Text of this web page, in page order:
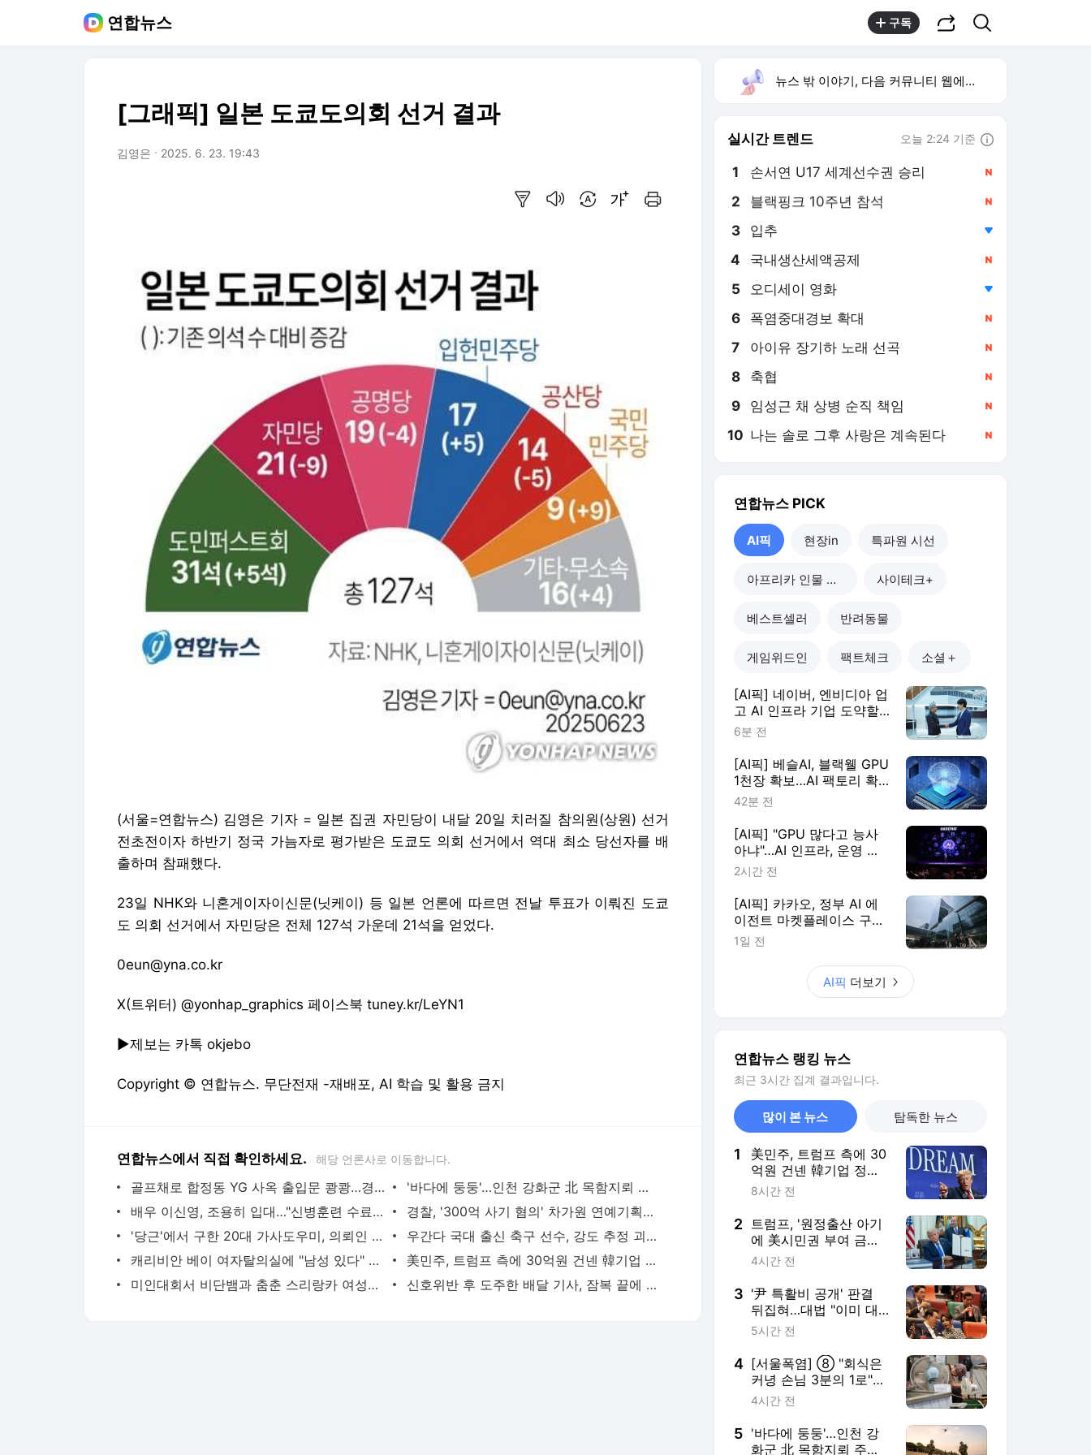
연합뉴스 구독
[그래픽] 일본 도쿄도의회 선거 결과
김영은 2025. 6. 23. 19:43
(서울=연합뉴스) 김영은 기자 = 일본 집권 자민당이 내달 20일 치러질 참의원(상원) 선거
전초전이자 하반기 정국 가늠자로 평가받은 도쿄도 의회 선거에서 역대 최소 당선자를 배
출하며 참패했다.
23일 NHK와 니혼게이자이신문(닛케이) 등 일본 언론에 따르면 전날 투표가 이뤄진 도쿄
도 의회 선거에서 자민당은 전체 127석 가운데 21석을 얻었다.
0eun@yna.co.kr
X(트위터) @yonhap_graphics 페이스북 tuney.kr/LeYN1
▶제보는 카톡 okjebo
Copyright © 연합뉴스. 무단전재 -재배포, AI 학습 및 활용 금지
연합뉴스에서 직접 확인하세요. 해당 언론사로 이동합니다.
골프채로 합정동 YG 사옥 출입문 쾅쾅…경찰, 20대 여성 체포 | 연합뉴스
'바다에 둥둥'…인천 강화군 北 목함지뢰 주의보 | 연합뉴스
배우 이신영, 조용히 입대…"신병훈련 수료, 군 생활 집중" | 연합뉴스
경찰, '300억 사기 혐의' 차가원 연예기획사 대표 구속송치 | 연합뉴스
'당근'에서 구한 20대 가사도우미, 의뢰인 모친 유품 훔쳐가 | 연합뉴스
우간다 국대 출신 축구 선수, 강도 추정 괴한에 피살 | 연합뉴스
캐리비안 베이 여자탈의실에 "남성 있다" 신고 | 연합뉴스
美민주, 트럼프 측에 30억원 건넨 韓기업 정조준…"잠재적 뇌물" | 연합뉴스
미인대회서 비단뱀과 춤춘 스리랑카 여성…동물학대 벌금형 | 연합뉴스
신호위반 후 도주한 배달 기사, 잠복 끝에 잡고 보니 수배자 | 연합뉴스
뉴스 밖 이야기, 다음 커뮤니티 웹에서 보기
실시간 트렌드 오늘 2:24 기준
1 손서연 U17 세계선수권 승리
2 블랙핑크 10주년 참석
3 입추
4 국내생산세액공제
5 오디세이 영화
6 폭염중대경보 확대
7 아이유 장기하 노래 선곡
8 축협
9 임성근 채 상병 순직 책임
10 나는 솔로 그후 사랑은 계속된다
연합뉴스 PICK
AI픽 현장in 특파원 시선
아프리카 인물 열전 사이테크+
베스트셀러 반려동물
게임위드인 팩트체크 소셜＋
[AI픽] 네이버, 엔비디아 업
고 AI 인프라 기업 도약할
까
6분 전
[AI픽] 베슬AI, 블랙웰 GPU
1천장 확보…AI 팩토리 확
장
42분 전
[AI픽] "GPU 많다고 능사
아냐"…AI 인프라, 운영 효
율이 판가름
2시간 전
[AI픽] 카카오, 정부 AI 에
이전트 마켓플레이스 구축
한다
1일 전
AI픽 더보기
연합뉴스 랭킹 뉴스
최근 3시간 집계 결과입니다.
많이 본 뉴스 탐독한 뉴스
1
美민주, 트럼프 측에 30
억원 건넨 韓기업 정조
준…"잠재적 뇌물"
8시간 전
2 트럼프, '원정출산 아기
에 美시민권 부여 금지'
행정명령 서명(종합)
4시간 전
3 '尹 특활비 공개' 판결
뒤집혀…대법 "이미 대
통령기록관 이관"
5시간 전
4 [서울폭염] ⑧ "회식은
커녕 손님 3분의 1로"…
외식 줄고 배달늘어
4시간 전
5 '바다에 둥둥'…인천 강
화군 北 목함지뢰 주의